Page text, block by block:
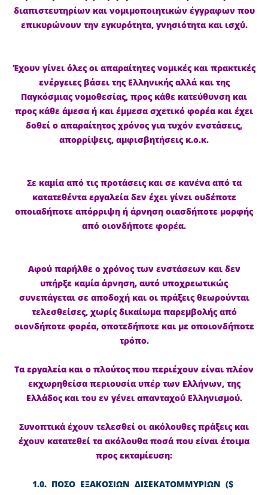
διαπιστευτηρίων και νομιμοποιητικών έγγραφων που
επικυρώνουν την εγκυρότητα, γνησιότητα και ισχύ.
Έχουν γίνει όλες οι απαραίτητες νομικές και πρακτικές
ενέργειες βάσει της Ελληνικής αλλά και της
Παγκόσμιας νομοθεσίας, προς κάθε κατεύθυνση και
προς κάθε άμεσα ή και έμμεσα σχετικό φορέα και έχει
δοθεί ο απαραίτητος χρόνος για τυχόν ενστάσεις,
απορρίψεις, αμφισβητήσεις κ.ο.κ.
Σε καμία από τις προτάσεις και σε κανένα από τα
κατατεθέντα εργαλεία δεν έχει γίνει ουδέποτε
οποιαδήποτε απόρριψη ή άρνηση οιασδήποτε μορφής
από οιονδήποτε φορέα.
Αφού παρήλθε ο χρόνος των ενστάσεων και δεν
υπήρξε καμία άρνηση, αυτό υποχρεωτικώς
συνεπάγεται σε αποδοχή και οι πράξεις θεωρούνται
τελεσθείσες, χωρίς δικαίωμα παρεμβολής από
οιονδήποτε φορέα, οποτεδήποτε και με οποιονδήποτε
τρόπο.
Τα εργαλεία και ο πλούτος που περιέχουν είναι πλέον
εκχωρηθείσα περιουσία υπέρ των Ελλήνων, της
Ελλάδος και του εν γένει απανταχού Ελληνισμού.
Συνοπτικά έχουν τελεσθεί οι ακόλουθες πράξεις και
έχουν κατατεθεί τα ακόλουθα ποσά που είναι έτοιμα
προς εκταμίευση:
1.0. ΠΟΣΟ ΕΞΑΚΟΣΙΩΝ ΔΙΣΕΚΑΤΟΜΜΥΡΙΩΝ ($